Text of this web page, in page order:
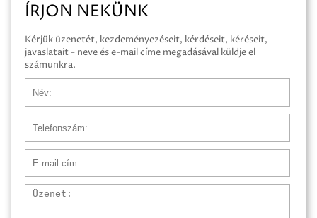
ÍRJON NEKÜNK
Kérjük üzenetét, kezdeményezéseit, kérdéseit, kéréseit,
javaslatait - neve és e-mail címe megadásával küldje el
számunkra.
Üzenet